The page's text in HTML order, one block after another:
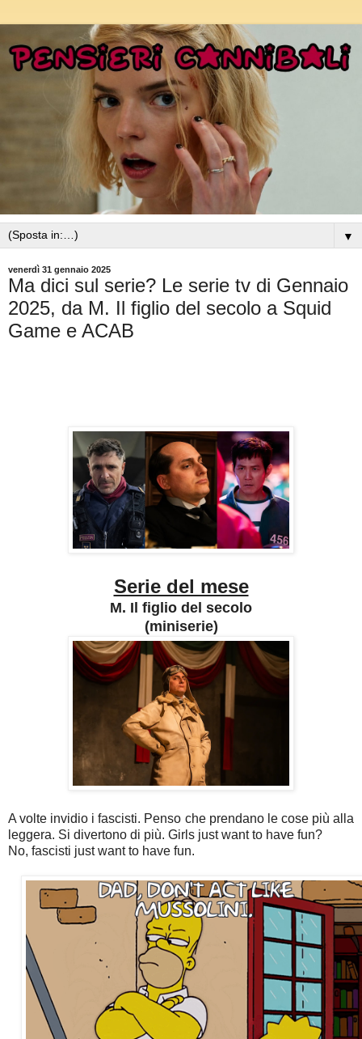
▼
venerdì 31 gennaio 2025
Ma dici sul serie? Le serie tv di Gennaio
2025, da M. Il figlio del secolo a Squid
Game e ACAB
Serie del mese
M. Il figlio del secolo
(miniserie)
A volte invidio i fascisti. Penso che prendano le cose più alla
leggera. Si divertono di più. Girls just want to have fun?
No, fascisti just want to have fun.